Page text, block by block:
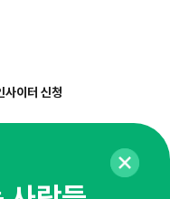
사이터 신청